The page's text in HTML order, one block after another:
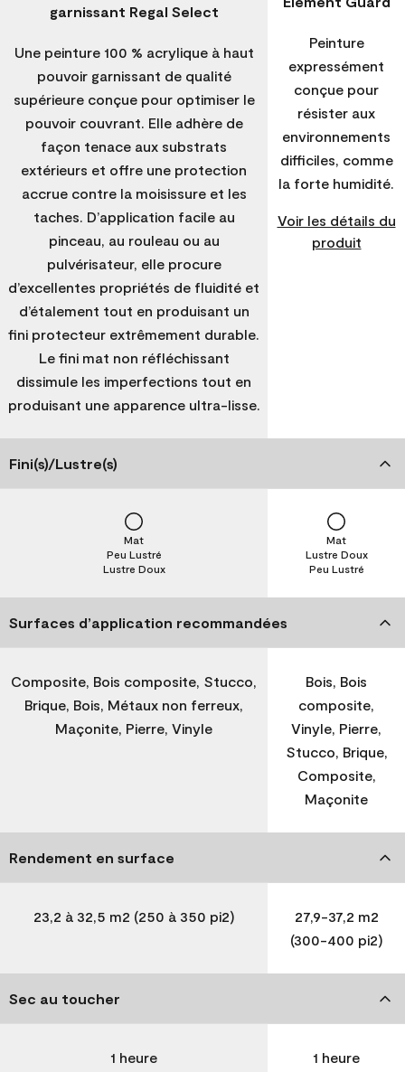
garnissant Regal Select
Une peinture 100 % acrylique à haut
pouvoir garnissant de qualité
supérieure conçue pour optimiser le
pouvoir couvrant. Elle adhère de
façon tenace aux substrats
extérieurs et offre une protection
accrue contre la moisissure et les
taches. D’application facile au
pinceau, au rouleau ou au
pulvérisateur, elle procure
d’excellentes propriétés de fluidité et
d’étalement tout en produisant un
fini protecteur extrêmement durable.
Le fini mat non réfléchissant
dissimule les imperfections tout en
produisant une apparence ultra-lisse.
Peinture
expressément
conçue pour
résister aux
environnements
difficiles, comme
la forte humidité.
Voir les détails du
produit
Fini(s)/Lustre(s)
Lustre Doux
Peu Lustré
Mat
Peu Lustré
Lustre Doux
Mat
Surfaces d’application recommandées
Composite, Bois composite, Stucco,
Brique, Bois, Métaux non ferreux,
Maçonite, Pierre, Vinyle
Bois, Bois
composite,
Vinyle, Pierre,
Stucco, Brique,
Composite,
Maçonite
Rendement en surface
23,2 à 32,5 m2 (250 à 350 pi2)
27,9-37,2 m2
(300-400 pi2)
Sec au toucher
1 heure 1 heure